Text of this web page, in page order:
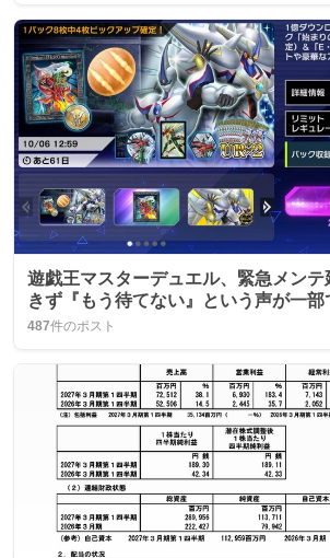
遊戯王マスターデュエル、緊急メン
きず『もう待てない』という声が一部
487件のポスト